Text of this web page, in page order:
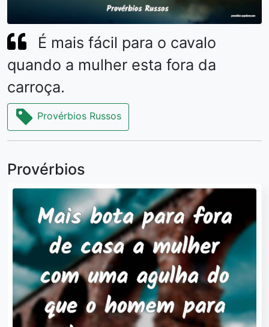
É mais fácil para o cavalo
quando a mulher esta fora da
carroça.
Provérbios Russos
Provérbios